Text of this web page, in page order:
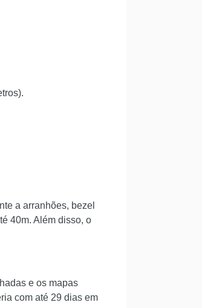
a arranhões, bezel
40m. Além disso, o
e os mapas
com até 29 dias em